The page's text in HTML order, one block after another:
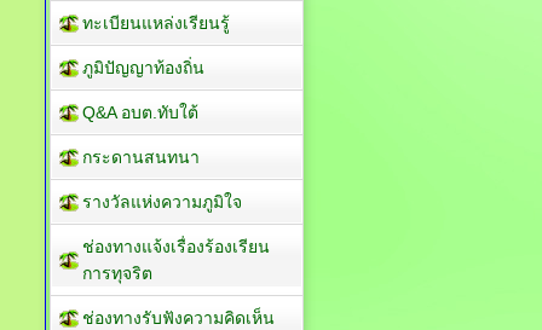
ทะเบียนแหล่งเรียนรู้
ภูมิปัญญาท้องถิ่น
Q&A อบต.ทับใต้
กระดานสนทนา
รางวัลแห่งความภูมิใจ
ช่องทางแจ้งเรื่องร้องเรียน
การทุจริต
ช่องทางรับฟังความคิดเห็น